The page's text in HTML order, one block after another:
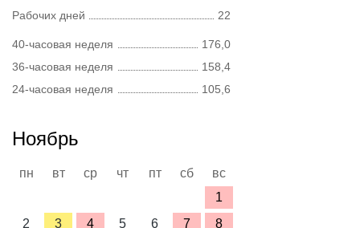
Рабочих дней
22
40-часовая неделя
176,0
36-часовая неделя
158,4
24-часовая неделя
105,6
Ноябрь
пн вт ср чт пт сб
вс
1
2
3 4 5 6 7 8